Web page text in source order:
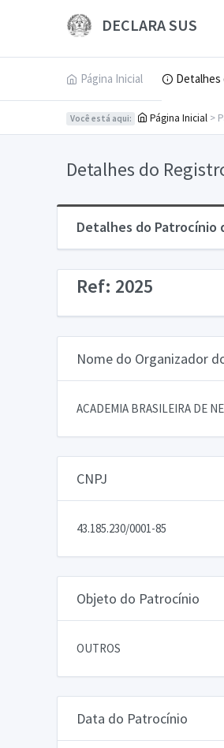
DECLARA SUS
Página Inicial Detalhes
Você está aqui: Página Inicial >
Detalhes do
Detalhes do Patrocínio
Ref: 2025
Nome do Organizador
ACADEMIA BRASILEIRA DE
CNPJ
43.185.230/0001-85
Objeto do Patrocínio
OUTROS
Data do Patrocínio